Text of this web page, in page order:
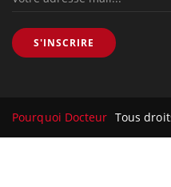
S'INSCRIRE
Pourquoi Docteur Tous